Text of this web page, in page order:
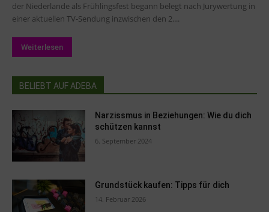
der Niederlande als Frühlingsfest begann belegt nach Jurywertung in
einer aktuellen TV-Sendung inzwischen den 2....
Weiterlesen
BELIEBT AUF ADEBA
Narzissmus in Beziehungen: Wie du dich
schützen kannst
6. September 2024
Grundstück kaufen: Tipps für dich
14. Februar 2026